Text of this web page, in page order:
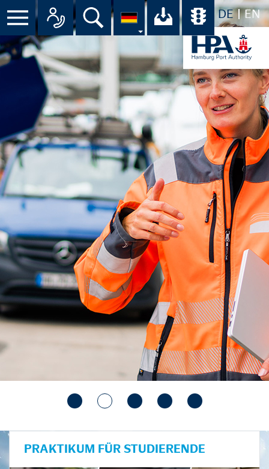
DE EN
Menü Alle Ansprechpartner im
Suche Ihr Download-
PRAKTIKUM FÜR STUDIERENDE